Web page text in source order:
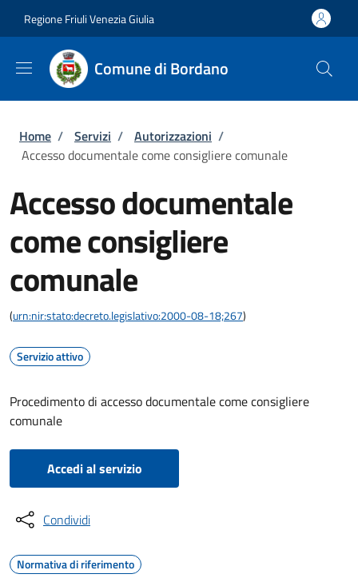
Regione Friuli Venezia Giulia
Comune di Bordano
Briciole di pane
Home / Servizi / Autorizzazioni /
Accesso documentale come consigliere comunale
Accesso documentale
come consigliere
comunale
(urn:nir:stato:decreto.legislativo:2000-08-18;267)
Servizio attivo
Procedimento di accesso documentale come consigliere
comunale
Accedi al servizio
Condividi
Normativa di riferimento